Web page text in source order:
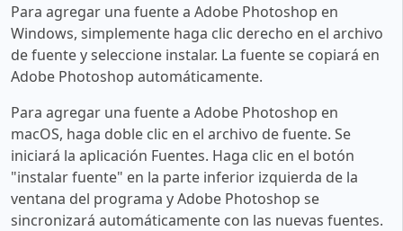
Para agregar una fuente a Adobe Photoshop en
Windows, simplemente haga clic derecho en el archivo
de fuente y seleccione instalar. La fuente se copiará en
Adobe Photoshop automáticamente.
Para agregar una fuente a Adobe Photoshop en
macOS, haga doble clic en el archivo de fuente. Se
iniciará la aplicación Fuentes. Haga clic en el botón
"instalar fuente" en la parte inferior izquierda de la
ventana del programa y Adobe Photoshop se
sincronizará automáticamente con las nuevas fuentes.